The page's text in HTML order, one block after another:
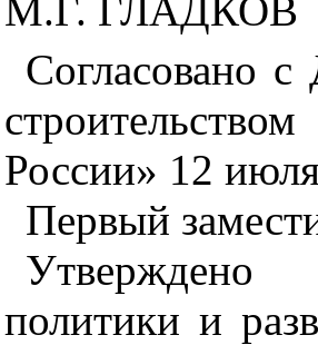
М.Г. ГЛАДКОВ
Согласовано с
России» 12
Первый
Утверждено
политики и